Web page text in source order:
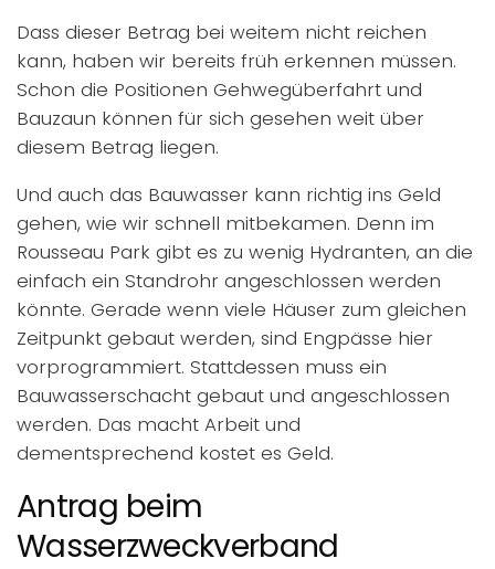
Dass dieser Betrag bei weitem nicht reichen
kann, haben wir bereits früh erkennen müssen.
Schon die Positionen Gehwegüberfahrt und
Bauzaun können für sich gesehen weit über
diesem Betrag liegen.
Und auch das Bauwasser kann richtig ins Geld
gehen, wie wir schnell mitbekamen. Denn im
Rousseau Park gibt es zu wenig Hydranten, an die
einfach ein Standrohr angeschlossen werden
könnte. Gerade wenn viele Häuser zum gleichen
Zeitpunkt gebaut werden, sind Engpässe hier
vorprogrammiert. Stattdessen muss ein
Bauwasserschacht gebaut und angeschlossen
werden. Das macht Arbeit und
dementsprechend kostet es Geld.
Antrag beim
Wasserzweckverband